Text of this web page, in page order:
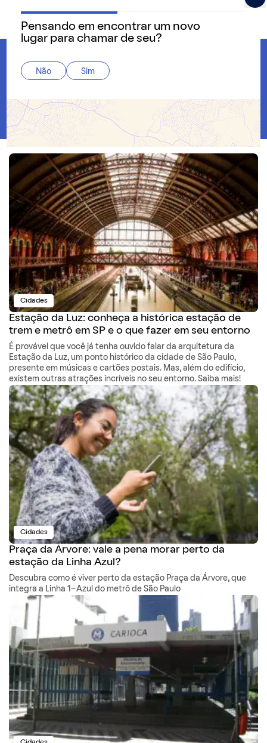
QuintoAndar Guias - Inspiração e tudo o que você
Home
Mobilidade
Cidades
Estação da Luz: conheça a histórica estação de
trem e metrô em SP e o que fazer em seu entorno
É provável que você já tenha ouvido falar da arquitetura da
Estação da Luz, um ponto histórico da cidade de São Paulo,
presente em músicas e cartões postais. Mas, além do edifício,
existem outras atrações incríveis no seu entorno. Saiba mais!
Cidades
Praça da Árvore: vale a pena morar perto da
estação da Linha Azul?
Descubra como é viver perto da estação Praça da Árvore, que
integra a Linha 1-Azul do metrô de São Paulo
Pensando em encontrar um novo
lugar para chamar de seu?
Não Sim